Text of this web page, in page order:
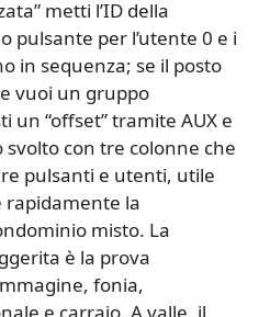
metti l’ID della
pulsante per l’utente 0 e i
in sequenza; se il posto
vuoi un gruppo
un “offset” tramite AUX e
svolto con tre colonne che
pulsanti e utenti, utile
rapidamente la
misto. La
è la prova
fonia,
e carraio. A valle, il